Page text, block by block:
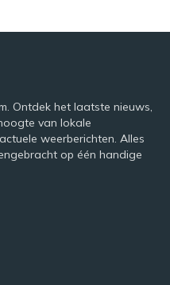
Ontdek het laatste nieuws,
van lokale
weerberichten. Alles
op één handige